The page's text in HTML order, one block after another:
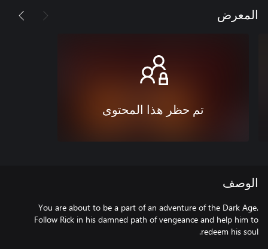
المعرض
تم حظر هذا المحتوى
الوصف
You are about to be a part of an adventure of the Dark Age.
Follow Rick in his damned path of vengeance and help him to